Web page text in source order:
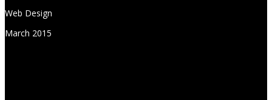
Web Design
March 2015